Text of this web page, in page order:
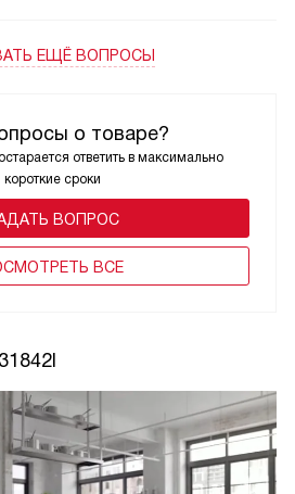
о товаре?
ответить в максимально
короткие сроки
ВОПРОС
ВСЕ
ЕЩЁ ВОПРОСЫ